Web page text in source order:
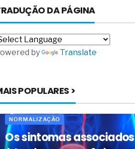
DA PÁGINA
by Translate
POPULARES >
NORMALIZAÇÃO
Os sintomas associados